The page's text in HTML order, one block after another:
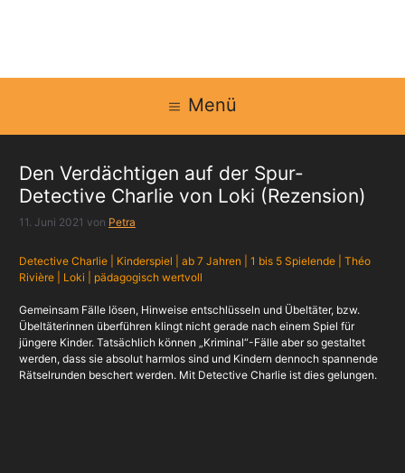
Menü
Den Verdächtigen auf der Spur-
Detective Charlie von Loki (Rezension)
11. Juni 2021 von Petra
Detective Charlie | Kinderspiel | ab 7 Jahren | 1 bis 5 Spielende | Théo
Rivière | Loki | pädagogisch wertvoll
Gemeinsam Fälle lösen, Hinweise entschlüsseln und Übeltäter, bzw.
Übeltäterinnen überführen klingt nicht gerade nach einem Spiel für
jüngere Kinder. Tatsächlich können „Kriminal“-Fälle aber so gestaltet
werden, dass sie absolut harmlos sind und Kindern dennoch spannende
Rätselrunden beschert werden. Mit Detective Charlie ist dies gelungen.